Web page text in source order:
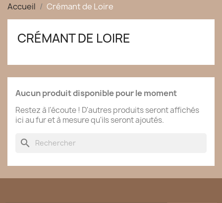
Accueil Crémant de Loire
CRÉMANT DE LOIRE
Aucun produit disponible pour le moment
Restez à l'écoute ! D'autres produits seront affichés
ici au fur et à mesure qu'ils seront ajoutés.
search